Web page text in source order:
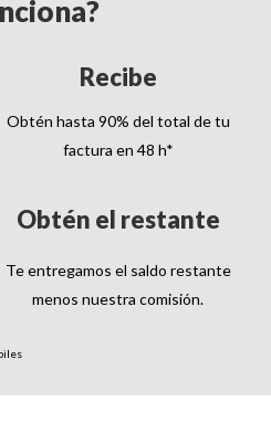
Obtén hasta 90% del total de tu
factura en 48 h*
Te entregamos el saldo restante
menos nuestra comisión.
Recibe
Obtén el restante